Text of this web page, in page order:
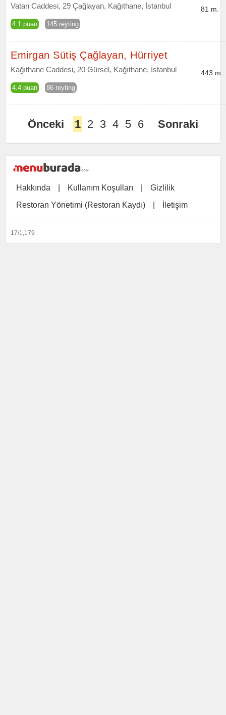
Vatan Caddesi, 29 Çağlayan, Kağıthane, İstanbul
4.1 puan 145 reyting
81 m.
Emirgan Sütiş Çağlayan, Hürriyet
Kağıthane Caddesi, 20 Gürsel, Kağıthane, İstanbul
4.4 puan 86 reyting
443 m.
Önceki 1 2 3 4 5 6 Sonraki
Hakkında Kullanım Koşulları
Gizlilik
Restoran Yönetimi (Restoran Kaydı)
İletişim
17/1,179